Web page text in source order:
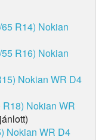
R14) Nokian
R16) Nokian
Nokian WR D4
R18) Nokian WR
Nokian WR D4